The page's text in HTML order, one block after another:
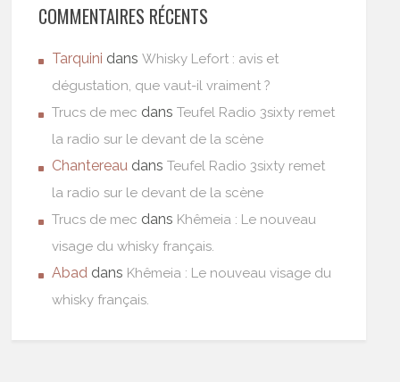
COMMENTAIRES RÉCENTS
Tarquini dansWhisky Lefort : avis et
dégustation, que vaut-il vraiment ?
Trucs de mec dansTeufel Radio 3sixty remet
la radio sur le devant de la scène
Chantereau dansTeufel Radio 3sixty remet
la radio sur le devant de la scène
Trucs de mec dans Khêmeia : Le nouveau
visage du whisky français.
Abad dans Khêmeia : Le nouveau visage du
whisky français.